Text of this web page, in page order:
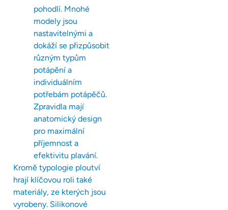
pohodlí. Mnohé
modely jsou
nastavitelnými a
dokáží se přizpůsobit
různým typům
potápění a
individuálním
potřebám potápěčů.
Zpravidla mají
anatomický design
pro maximální
příjemnost a
efektivitu plavání.
Kromě typologie ploutví
hrají klíčovou roli také
materiály, ze kterých jsou
vyrobeny. Silikonové